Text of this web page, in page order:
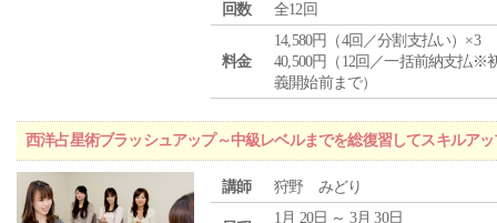
回数
全12回
料金
14,580円（4回／分割支払い）×3
40,500円（12回／一括前納支払※
義開始前まで）
西洋占星術ブラッシュアップ～中級レベルまでを総復習してスキルア
講師 狩野 みどり
1月 20日 ～ 3月 30日